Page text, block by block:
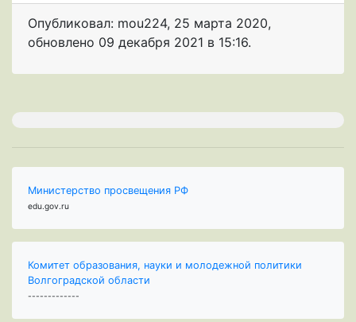
Опубликовал: mou224, 25 марта 2020,
обновлено 09 декабря 2021 в 15:16.
Министерство просвещения РФ
edu.gov.ru
Комитет образования, науки и молодежной политики
Волгоградской области
-------------